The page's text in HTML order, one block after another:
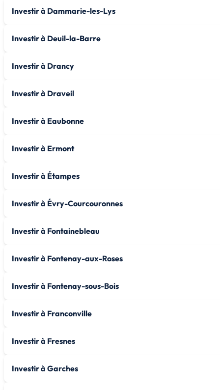
Investir à Dammarie-les-Lys
Investir à Deuil-la-Barre
Investir à Drancy
Investir à Draveil
Investir à Eaubonne
Investir à Ermont
Investir à Étampes
Investir à Évry-Courcouronnes
Investir à Fontainebleau
Investir à Fontenay-aux-Roses
Investir à Fontenay-sous-Bois
Investir à Franconville
Investir à Fresnes
Investir à Garches